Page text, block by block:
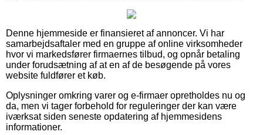
Denne hjemmeside er finansieret af annoncer. Vi har
samarbejdsaftaler med en gruppe af online virksomheder
hvor vi markedsfører firmaernes tilbud, og opnår betaling
under forudsætning af at en af de besøgende på vores
website fuldfører et køb.
Oplysninger omkring varer og e-firmaer opretholdes nu og
da, men vi tager forbehold for reguleringer der kan være
iværksat siden seneste opdatering af hjemmesidens
informationer.